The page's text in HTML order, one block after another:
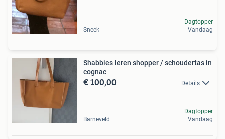
Sneek
Dagtopper
Vandaag
Shabbies leren shopper / schoudertas in
cognac
€ 100,00 Details
Barneveld
Dagtopper
Vandaag